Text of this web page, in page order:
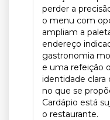
perder a
o menu com
ampliam a
endereço
gastronomia
e uma refeição
identidade clara
no que se
Cardápio está
o restaurante.